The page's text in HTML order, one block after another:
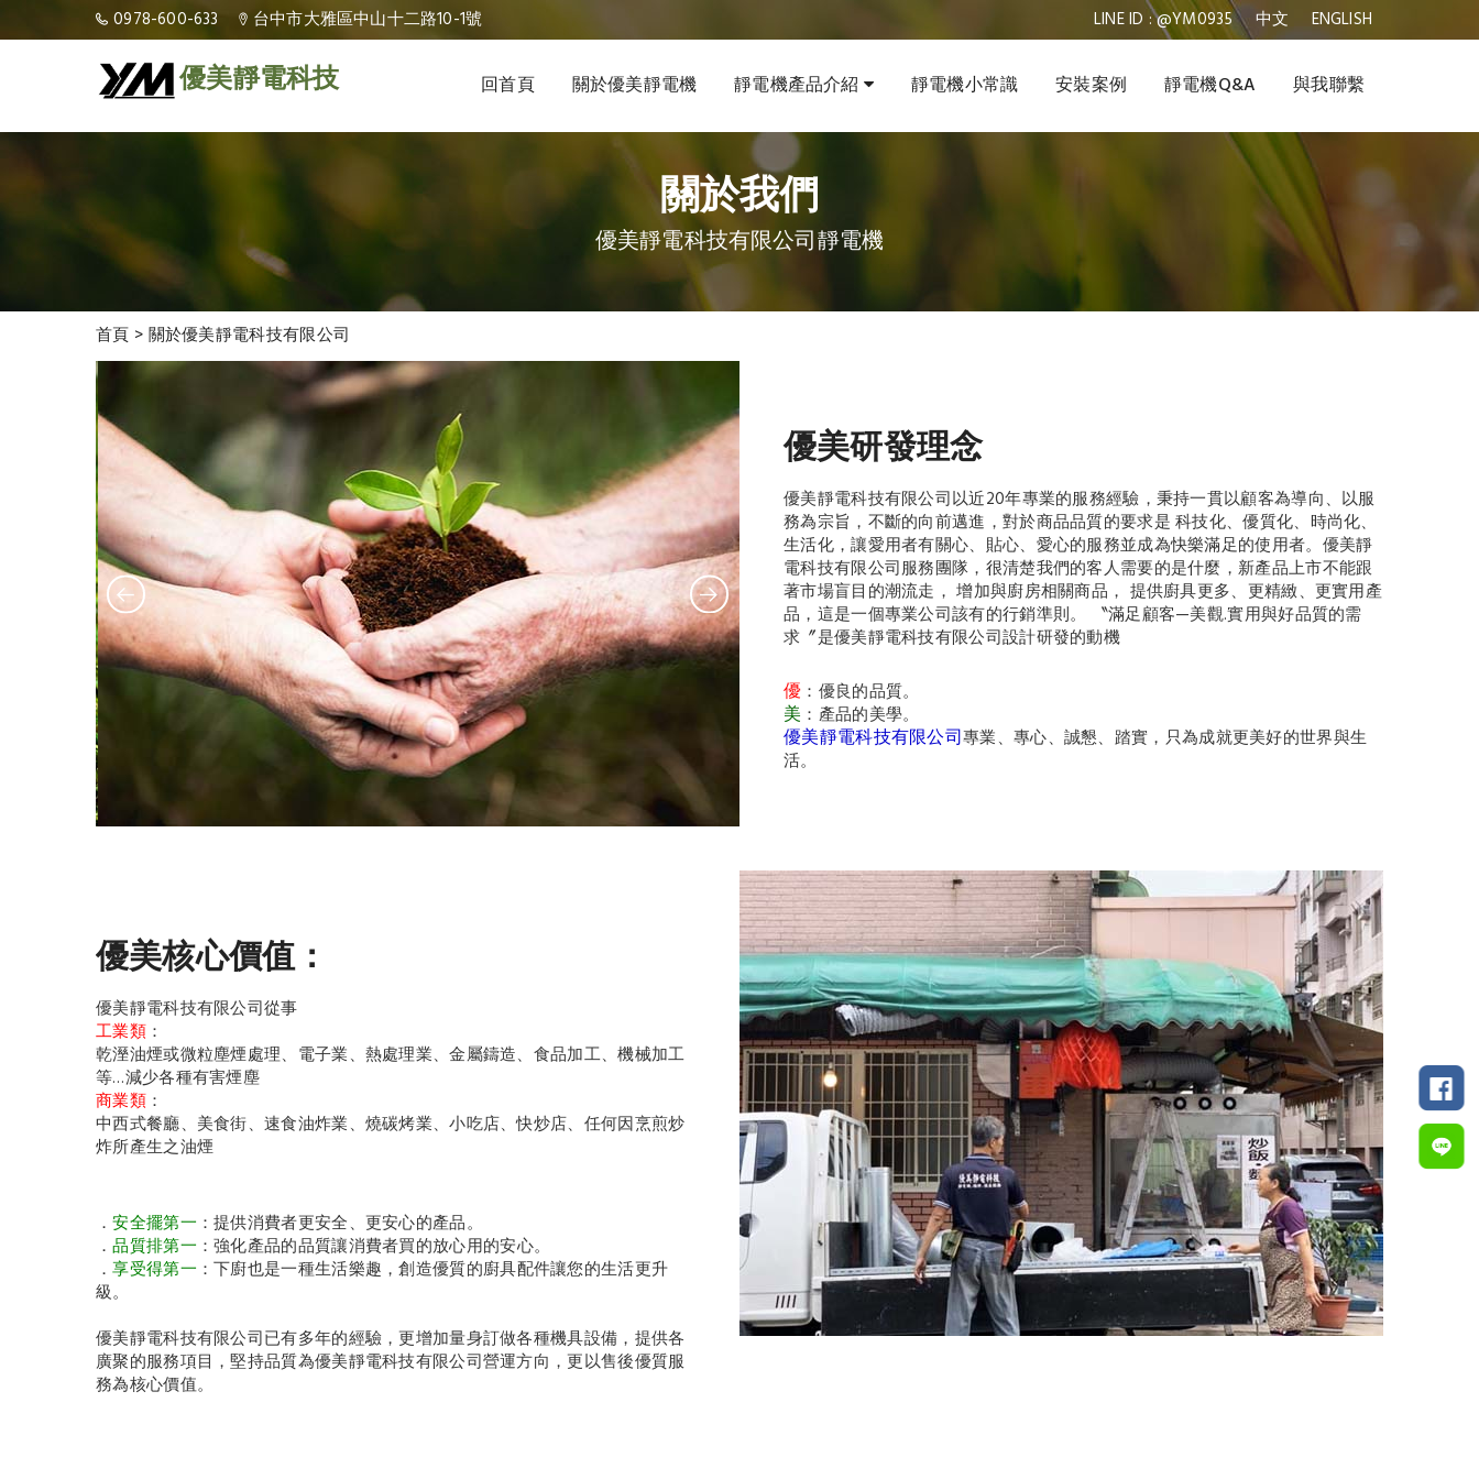
0978-600-633 台中市大雅區中山十二路10-1號 LINE ID : @YM0935 中文 ENGLISH
優美靜電科技 回首頁 關於優美靜電機 靜電機產品介紹 靜電機小常識 安裝案例 靜電機Q&A 與我聯繫
關於我們
優美靜電科技有限公司靜電機
首頁 > 關於優美靜電科技有限公司
優美研發理念
優美靜電科技有限公司以近20年專業的服務經驗，秉持一貫以顧客為導向、以服
務為宗旨，不斷的向前邁進，對於商品品質的要求是 科技化、優質化、時尚化、
生活化，讓愛用者有關心、貼心、愛心的服務並成為快樂滿足的使用者。優美靜
電科技有限公司服務團隊，很清楚我們的客人需要的是什麼，新產品上市不能跟
著市場盲目的潮流走， 增加與廚房相關商品， 提供廚具更多、更精緻、更實用產
品，這是一個專業公司該有的行銷準則。 〝滿足顧客—美觀.實用與好品質的需
求〞是優美靜電科技有限公司設計研發的動機
優 ： 優良的品質。
美 ： 產品的美學。
優美靜電科技有限公司專業、專心、誠懇、踏實，只為成就更美好的世界與生
活。
優美核心價值：
優美靜電科技有限公司從事
工業類：
乾溼油煙或微粒塵煙處理、電子業、熱處理業、金屬鑄造、食品加工、機械加工
等…減少各種有害煙塵
商業類：
中西式餐廳、美食街、速食油炸業、燒碳烤業、小吃店、快炒店、任何因烹煎炒
炸所產生之油煙
．安全擺第一 ：提供消費者更安全、更安心的產品。
．品質排第一 ：強化產品的品質讓消費者買的放心用的安心。
．享受得第一 ：下廚也是一種生活樂趣，創造優質的廚具配件讓您的生活更升
級。
優美靜電科技有限公司已有多年的經驗，更增加量身訂做各種機具設備，提供各
廣聚的服務項目，堅持品質為優美靜電科技有限公司營運方向，更以售後優質服
務為核心價值。